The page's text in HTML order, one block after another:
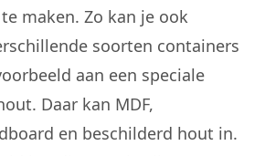
maken. Zo kan je ook
soorten containers
aan een speciale
Daar kan MDF,
en beschilderd hout in.